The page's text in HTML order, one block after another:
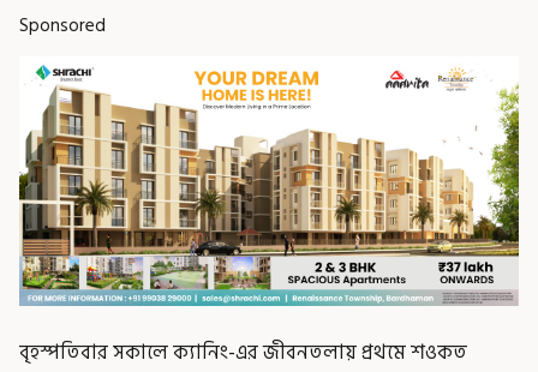
Sponsored
বৃহস্পতিবার সকালে ক্যানিং-এর জীবনতলায় প্রথমে শওকত